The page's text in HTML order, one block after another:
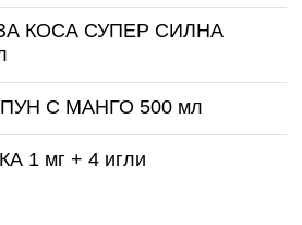
КОСА СУПЕР СИЛНА
С МАНГО 500 мл
1 мг + 4 игли